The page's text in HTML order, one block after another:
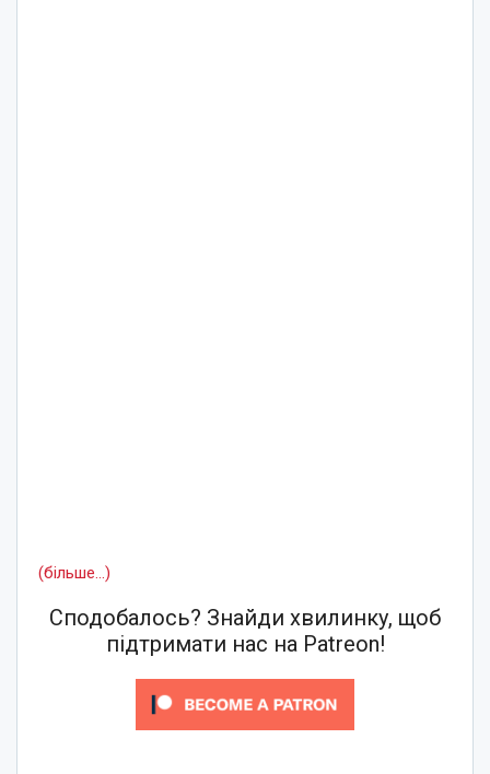
(більше…)
Сподобалось? Знайди хвилинку, щоб
підтримати нас на Patreon!